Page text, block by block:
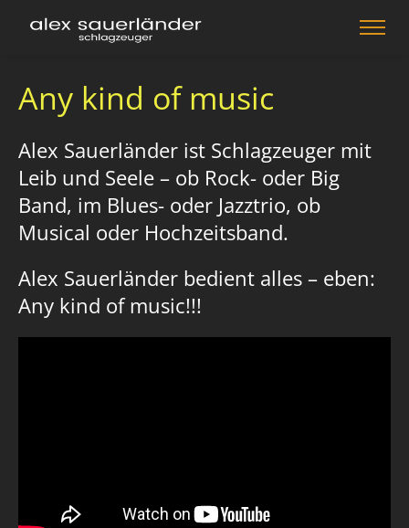
Any kind of music
Alex Sauerländer ist Schlagzeuger mit
Leib und Seele – ob Rock- oder Big
Band, im Blues- oder Jazztrio, ob
Musical oder Hochzeitsband.
Alex Sauerländer bedient alles – eben:
Any kind of music!!!